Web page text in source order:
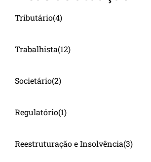
Tributário(4)
Trabalhista(12)
Societário(2)
Regulatório(1)
Reestruturação e Insolvência(3)